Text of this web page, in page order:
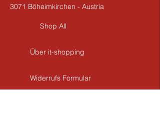
3071 Böheimkirchen - Austria
Shop All
Über it-shopping
Widerrufs Formular